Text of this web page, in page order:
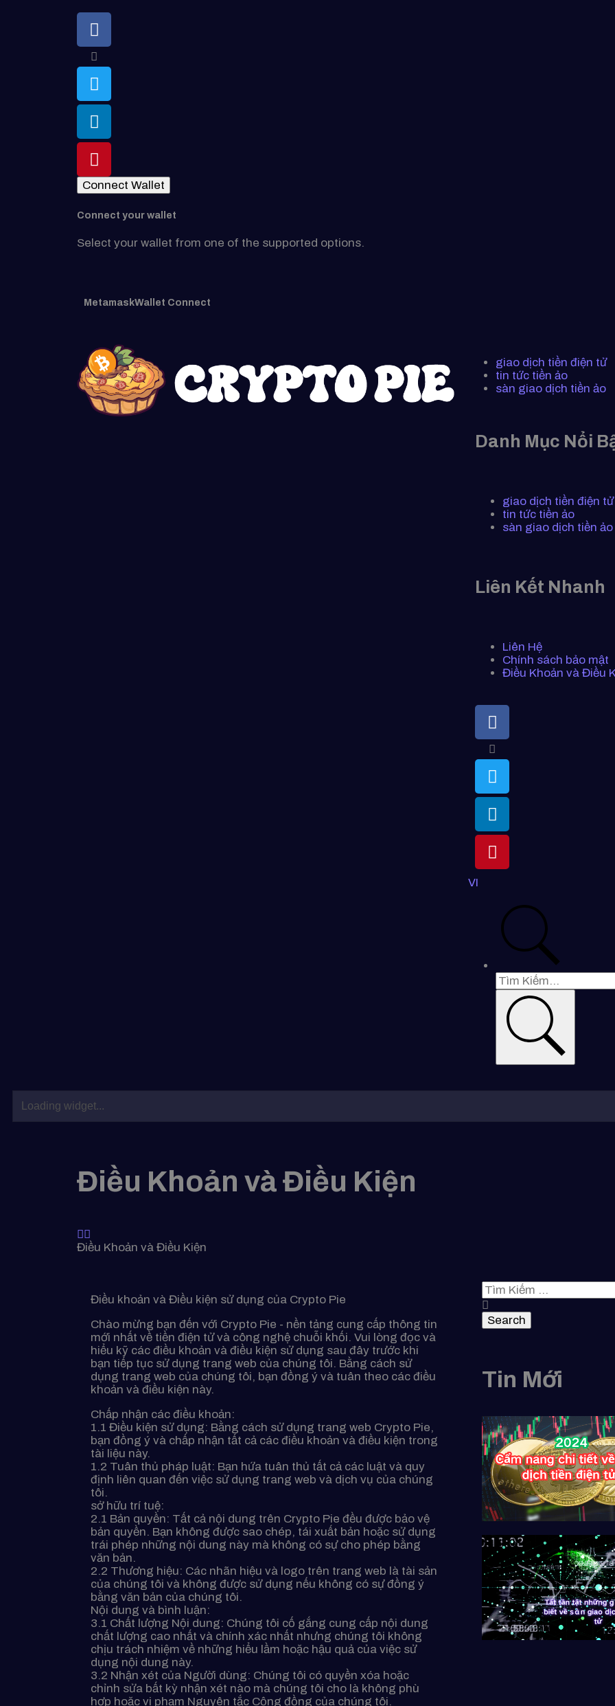
Connect Wallet
Connect your wallet
Select your wallet from one of the supported options.
MetamaskWallet Connect
giao dịch tiền điện tử
tin tức tiền ảo
sàn giao dịch tiền ảo
Danh Mục Nổi
giao dịch tiền điện tử
tin tức tiền ảo
sàn giao dịch tiền ảo
Liên Kết Nhanh
Liên Hệ
Chính sách bảo mật
Điều Khoản và Điều
VI
Điều Khoản và Điều Kiện
Điều Khoản và Điều Kiện
Điều khoản và Điều kiện sử dụng của Crypto Pie
Chào mừng bạn đến với Crypto Pie - nền tảng cung cấp thông tin
mới nhất về tiền điện tử và công nghệ chuỗi khối. Vui lòng đọc và
hiểu kỹ các điều khoản và điều kiện sử dụng sau đây trước khi
bạn tiếp tục sử dụng trang web của chúng tôi. Bằng cách sử
dụng trang web của chúng tôi, bạn đồng ý và tuân theo các điều
khoản và điều kiện này.
Chấp nhận các điều khoản:
1.1 Điều kiện sử dụng: Bằng cách sử dụng trang web Crypto Pie,
bạn đồng ý và chấp nhận tất cả các điều khoản và điều kiện trong
tài liệu này.
1.2 Tuân thủ pháp luật: Bạn hứa tuân thủ tất cả các luật và quy
định liên quan đến việc sử dụng trang web và dịch vụ của chúng
tôi.
sở hữu trí tuệ:
2.1 Bản quyền: Tất cả nội dung trên Crypto Pie đều được bảo vệ
bản quyền. Bạn không được sao chép, tái xuất bản hoặc sử dụng
trái phép những nội dung này mà không có sự cho phép bằng
văn bản.
2.2 Thương hiệu: Các nhãn hiệu và logo trên trang web là tài sản
của chúng tôi và không được sử dụng nếu không có sự đồng ý
bằng văn bản của chúng tôi.
Nội dung và bình luận:
3.1 Chất lượng Nội dung: Chúng tôi cố gắng cung cấp nội dung
chất lượng cao nhất và chính xác nhất nhưng chúng tôi không
chịu trách nhiệm về những hiểu lầm hoặc hậu quả của việc sử
dụng nội dung này.
3.2 Nhận xét của Người dùng: Chúng tôi có quyền xóa hoặc
chỉnh sửa bất kỳ nhận xét nào mà chúng tôi cho là không phù
hợp hoặc vi phạm Nguyên tắc Cộng đồng của chúng tôi.
Search
Tin Mới